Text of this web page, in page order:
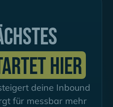
hier
deine Inbound
für messbar mehr